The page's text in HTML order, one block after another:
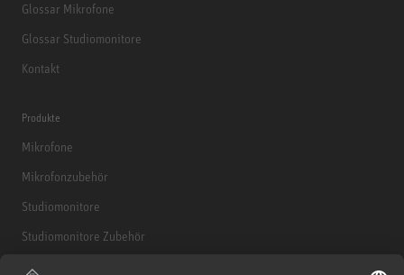
Glossar Mikrofone
Glossar Studiomonitore
Kontakt
Produkte
Mikrofone
Mikrofonzubehör
Studiomonitore
Studiomonitore Zubehör
Kopfhörer